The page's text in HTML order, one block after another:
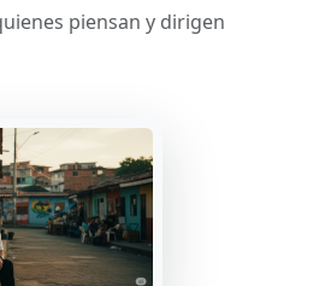
piensan y dirigen